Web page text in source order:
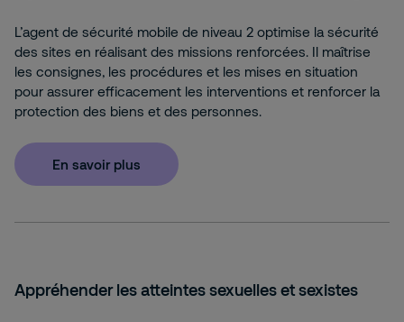
L’agent de sécurité mobile de niveau 2 optimise la sécurité
des sites en réalisant des missions renforcées. Il maîtrise
les consignes, les procédures et les mises en situation
pour assurer efficacement les interventions et renforcer la
protection des biens et des personnes.
En savoir plus
Appréhender les atteintes sexuelles et sexistes